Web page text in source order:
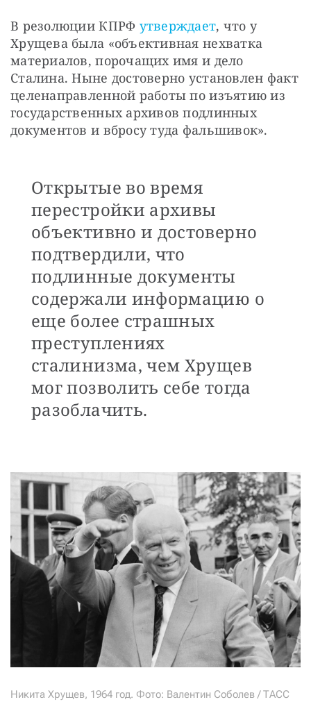
В резолюции КПРФ утверждает, что у
Хрущева была «объективная нехватка
материалов, порочащих имя и дело
Сталина. Ныне достоверно установлен факт
целенаправленной работы по изъятию из
государственных архивов подлинных
документов и вбросу туда фальшивок».
Открытые во время
перестройки архивы
объективно и достоверно
подтвердили, что
подлинные документы
содержали информацию о
еще более страшных
преступлениях
сталинизма, чем Хрущев
мог позволить себе тогда
разоблачить.
Никита Хрущев, 1964 год. Фото: Валентин Соболев / ТАСС